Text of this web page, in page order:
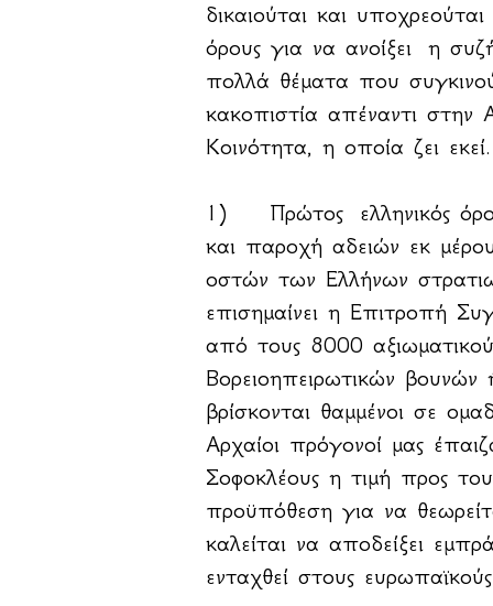
δικαιούται και
όρους για να ανοίξει η
πολλά θέματα που
κακοπιστία απέναντι στην
Κοινότητα, η οποία ζει εκεί.
1) Πρώτος ελληνικός
και παροχή αδειών εκ
οστών των Ελλήνων
επισημαίνει η Επιτροπή
από τους 8000
Βορειοηπειρωτικών
βρίσκονται θαμμένοι σε
Αρχαίοι πρόγονοί μας
Σοφοκλέους η τιμή προς
προϋπόθεση για να
καλείται να αποδείξει
ενταχθεί στους